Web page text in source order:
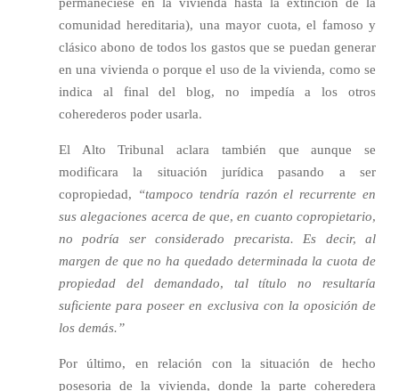
comunidad hereditaria), una mayor cuota, el famoso y
clásico abono de todos los gastos que se puedan generar
en una vivienda o porque el uso de la vivienda, como se
indica al final del blog, no impedía a los otros
coherederos poder usarla.
El Alto Tribunal aclara también que aunque se
modificara la situación jurídica pasando a ser
copropiedad,
“tampoco tendría razón el recurrente en
sus alegaciones acerca de que, en cuanto copropietario,
no podría ser considerado precarista. Es decir, al
margen de que no ha quedado determinada la cuota de
propiedad del demandado, tal título no resultaría
suficiente para poseer en exclusiva con la oposición de
los demás.”
Por último, en relación con la situación de hecho
posesoria de la vivienda, donde la parte coheredera